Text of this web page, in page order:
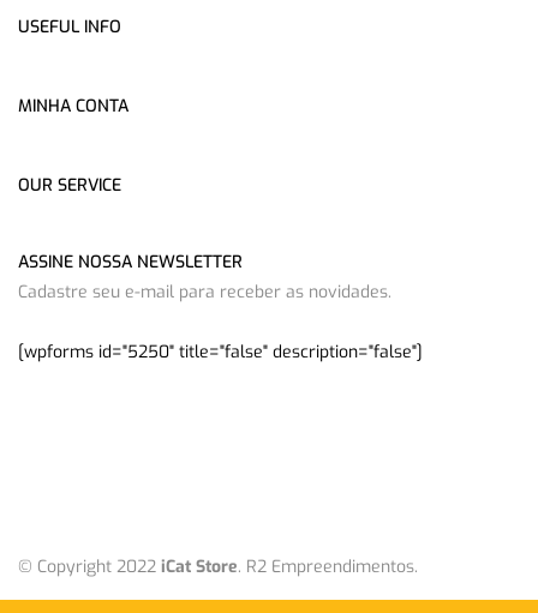
USEFUL INFO
MINHA CONTA
OUR SERVICE
ASSINE NOSSA NEWSLETTER
Cadastre seu e-mail para receber as novidades.
[wpforms id="5250" title="false" description="false"]
© Copyright 2022 iCat Store. R2 Empreendimentos.